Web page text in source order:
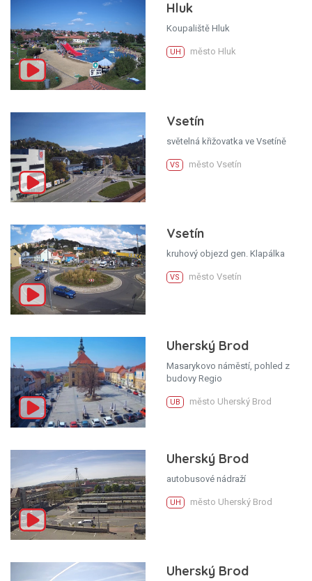
Hluk
Koupaliště Hluk
UH město Hluk
Vsetín
světelná křižovatka ve Vsetíně
VS město Vsetín
Vsetín
kruhový objezd gen. Klapálka
VS město Vsetín
Uherský Brod
Masarykovo náměstí, pohled z
budovy Regio
UB město Uherský Brod
Uherský Brod
autobusové nádraží
UH město Uherský Brod
Uherský Brod